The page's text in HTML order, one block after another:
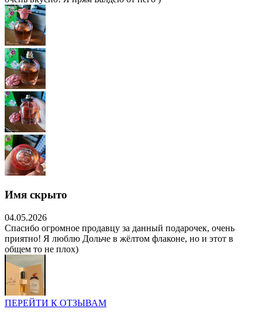
Имя скрыто
04.05.2026
Спасибо огромное продавцу за данный подарочек, очень
приятно! Я люблю Дольче в жёлтом флаконе, но и этот в
общем то не плох)
ПЕРЕЙТИ К ОТЗЫВАМ